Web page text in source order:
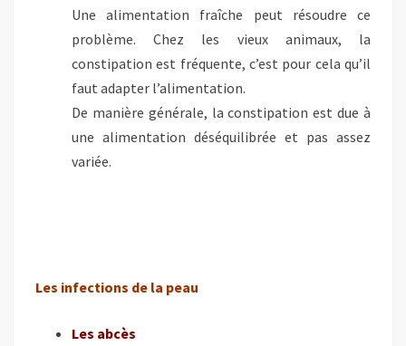
Une alimentation fraîche peut résoudre ce
problème. Chez les vieux animaux, la
constipation est fréquente, c’est pour cela qu’il
faut adapter l’alimentation.
De manière générale, la constipation est due à
une alimentation déséquilibrée et pas assez
variée.
Les infections de la peau
Les abcès